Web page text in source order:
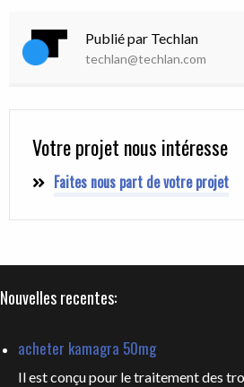
Publié par Techlan
techlan@techlan.com
Votre projet nous intéresse
Faites nous part de votre projet
Nouvelles recentes:
acheter kamagra 50mg
Il est conçu pour le traitement des